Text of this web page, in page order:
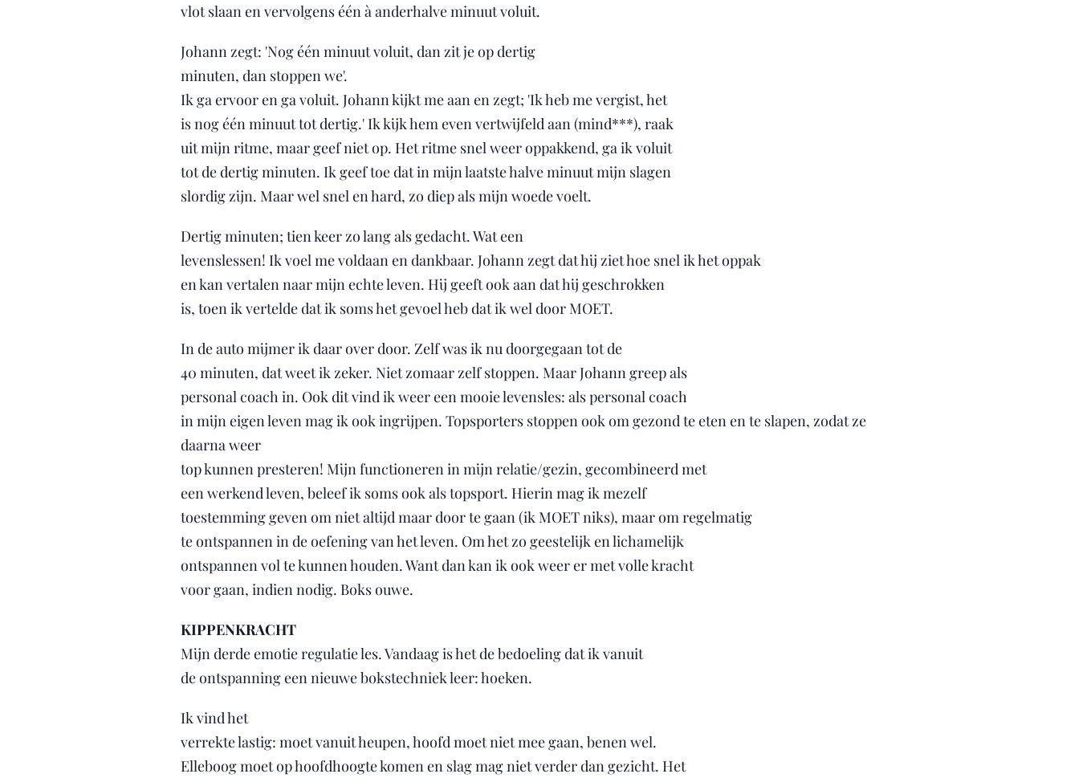
vlot slaan en vervolgens één à anderhalve minuut voluit.
Johann zegt: 'Nog één minuut voluit, dan zit je op dertig
minuten, dan stoppen we'.
Ik ga ervoor en ga voluit. Johann kijkt me aan en zegt; 'Ik heb me vergist, het
is nog één minuut tot dertig.' Ik kijk hem even vertwijfeld aan (mind***), raak
uit mijn ritme, maar geef niet op. Het ritme snel weer oppakkend, ga ik voluit
tot de dertig minuten. Ik geef toe dat in mijn laatste halve minuut mijn slagen
slordig zijn. Maar wel snel en hard, zo diep als mijn woede voelt.
Dertig minuten; tien keer zo lang als gedacht. Wat een
levenslessen! Ik voel me voldaan en dankbaar. Johann zegt dat hij ziet hoe snel ik het oppak
en kan vertalen naar mijn echte leven. Hij geeft ook aan dat hij geschrokken
is, toen ik vertelde dat ik soms het gevoel heb dat ik wel door MOET.
In de auto mijmer ik daar over door. Zelf was ik nu doorgegaan tot de
40 minuten, dat weet ik zeker. Niet zomaar zelf stoppen. Maar Johann greep als
personal coach in. Ook dit vind ik weer een mooie levensles: als personal coach
in mijn eigen leven mag ik ook ingrijpen. Topsporters stoppen ook om gezond te eten en te slapen, zodat ze
daarna weer
top kunnen presteren! Mijn functioneren in mijn relatie/gezin, gecombineerd met
een werkend leven, beleef ik soms ook als topsport. Hierin mag ik mezelf
toestemming geven om niet altijd maar door te gaan (ik MOET niks), maar om regelmatig
te ontspannen in de oefening van het leven. Om het zo geestelijk en lichamelijk
ontspannen vol te kunnen houden. Want dan kan ik ook weer er met volle kracht
voor gaan, indien nodig. Boks ouwe.
KIPPENKRACHT
Mijn derde emotie regulatie les. Vandaag is het de bedoeling dat ik vanuit
de ontspanning een nieuwe bokstechniek leer: hoeken.
Ik vind het
verrekte lastig: moet vanuit heupen, hoofd moet niet mee gaan, benen wel.
Elleboog moet op hoofdhoogte komen en slag mag niet verder dan gezicht. Het